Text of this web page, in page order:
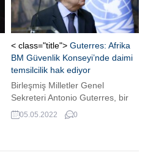
< class="title"> Guterres: Afrika
BM Güvenlik Konseyi’nde daimi
temsilcilik hak ediyor
Birleşmiş Milletler Genel
Sekreteri Antonio Guterres, bir
Afrika ülkesinin BM Güvenlik
Konseyi'nde daimi temsilciliği
05.05.2022 0